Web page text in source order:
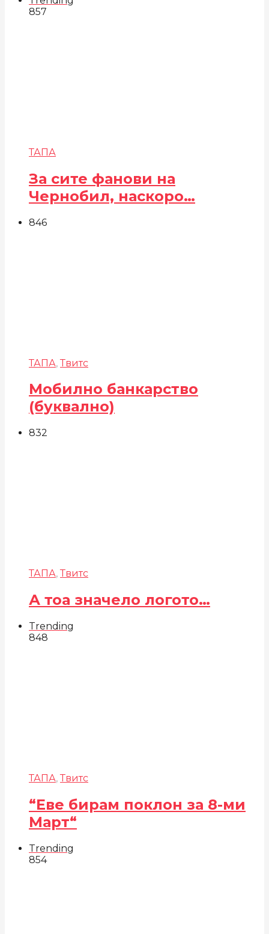
857
ТАПА
За сите фанови на
Чернобил, наскоро…
846
ТАПА, Твитс
Мобилно банкарство
(буквално)
832
ТАПА, Твитс
А тоа значело логото…
Trending
848
ТАПА, Твитс
“Еве бирам поклон за 8-ми
Март“
Trending
854